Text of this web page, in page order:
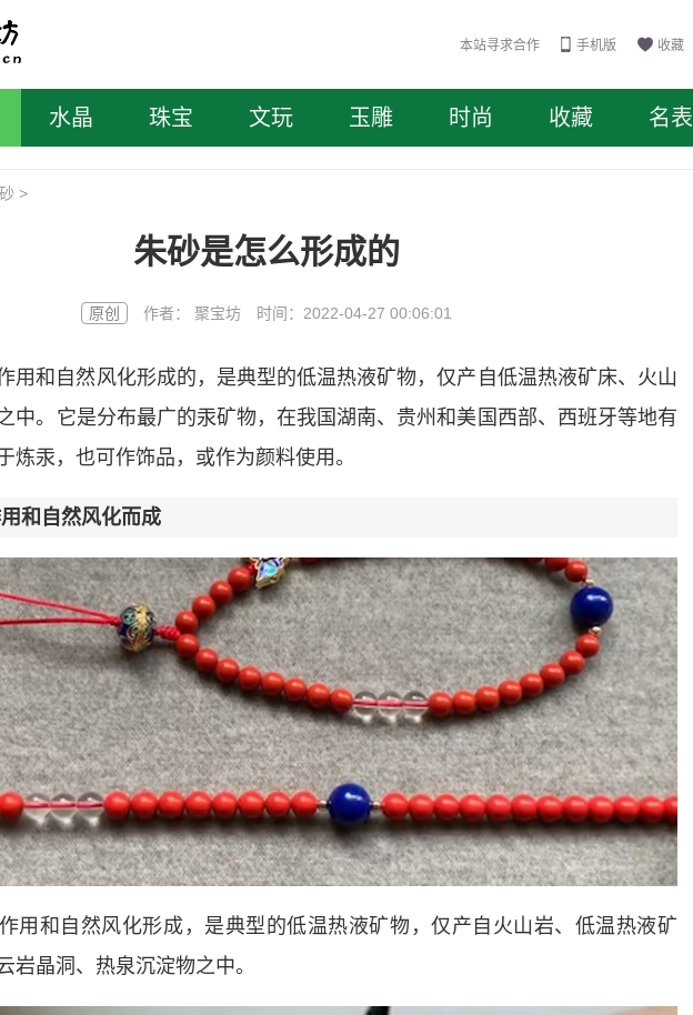
本站寻求合作 手机版 收藏
水晶 珠宝 文玩 玉雕 时尚 收藏 名表
>
朱砂是怎么形成的
原创 作者： 聚宝坊 时间：2022-04-27 00:06:01
用和自然风化形成的，是典型的低温热液矿物，仅产自低温热液矿床、火山
中。它是分布最广的汞矿物，在我国湖南、贵州和美国西部、西班牙等地有
炼汞，也可作饰品，或作为颜料使用。
和自然风化而成
用和自然风化形成，是典型的低温热液矿物，仅产自火山岩、低温热液矿
岩晶洞、热泉沉淀物之中。